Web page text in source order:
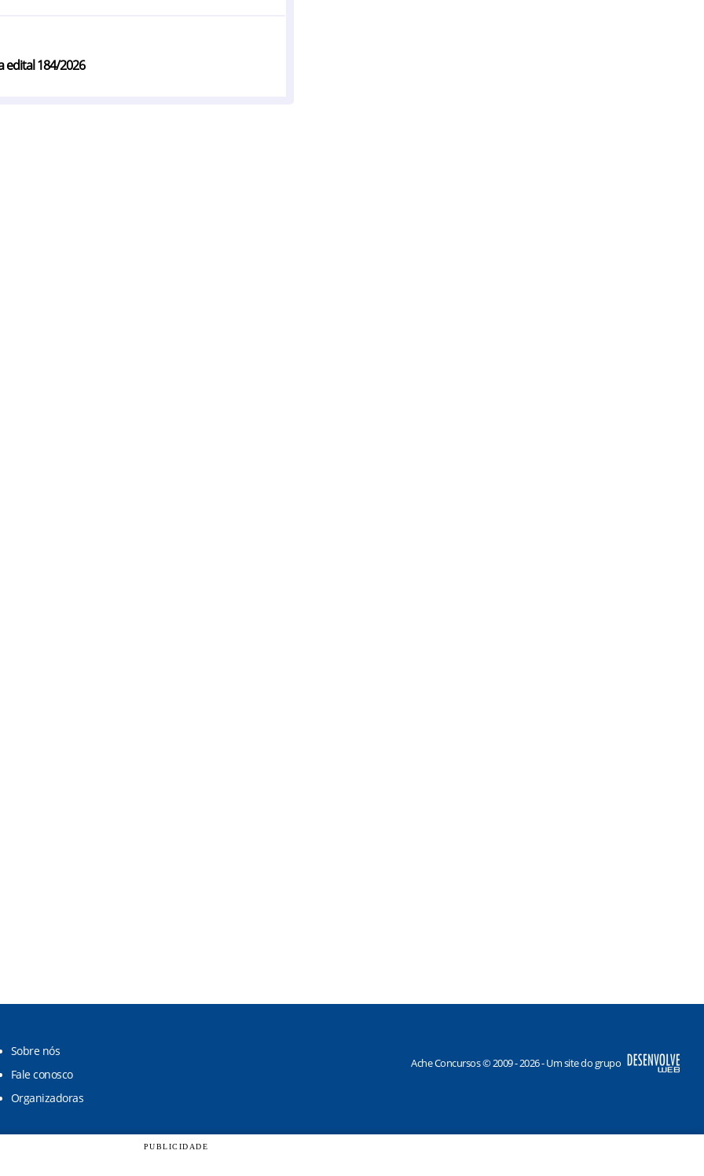
edital 184/2026
Sobre nós
Fale conosco
Organizadoras
Ache Concursos © 2009 - 2026 - Um site do grupo
PUBLICIDADE